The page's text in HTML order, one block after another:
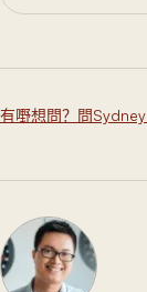
有嘢想問？問Sydney